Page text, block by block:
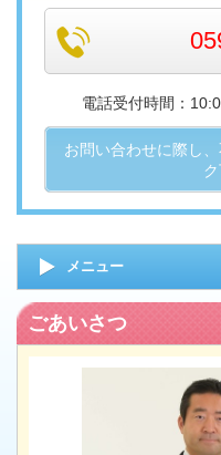
電話受付時間：
お問い合わせに際し
メニュー
ごあいさつ